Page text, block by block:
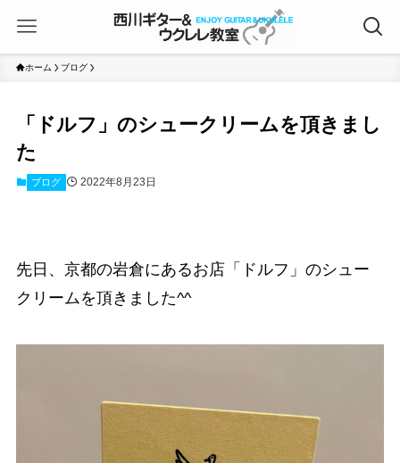
ホーム ブログ
「ドルフ」のシュークリームを頂きまし
た
ブログ 2022年8月23日
先日、京都の岩倉にあるお店「ドルフ」のシュー
クリームを頂きました^^